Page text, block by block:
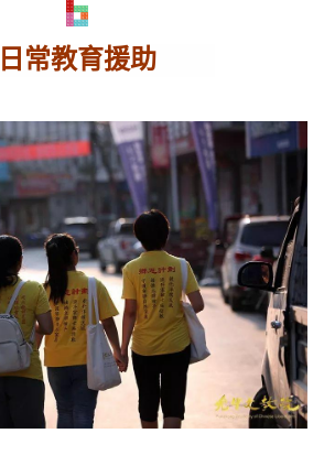
日常教育援助